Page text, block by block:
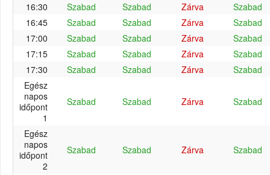
16:30 Szabad Szabad Zárva
Szabad
16:45
Szabad Szabad Zárva
Szabad
17:00
Szabad Szabad Zárva
Szabad
17:15
Szabad Szabad Zárva
Szabad
17:30
Szabad Szabad Zárva
Szabad
Egész
napos
időpont
1
Szabad Szabad Zárva Szabad
Egész
napos
időpont
2
Szabad Szabad Zárva Szabad